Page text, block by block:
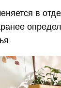
в